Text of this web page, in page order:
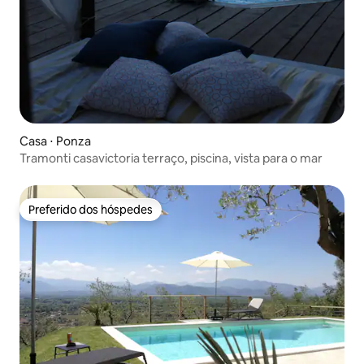
Casa ⋅ Ponza
Tramonti casavictoria terraço, piscina, vista para o mar
Preferido dos hóspedes
Preferido dos hóspedes